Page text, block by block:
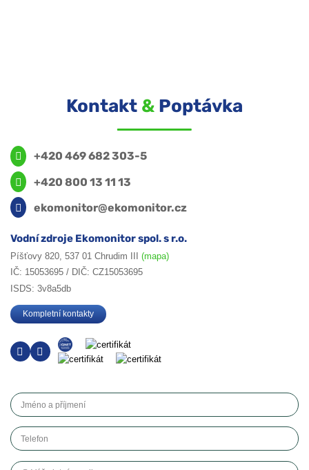
Kontakt & Poptávka
+420 469 682 303-5
+420 800 13 11 13
ekomonitor@ekomonitor.cz
Vodní zdroje Ekomonitor spol. s r.o.
Píšťovy 820, 537 01 Chrudim III (mapa)
IČ: 15053695 / DIČ: CZ15053695
ISDS: 3v8a5db
Kompletní kontakty
Jméno a příjmení
Telefon
Váš platný email